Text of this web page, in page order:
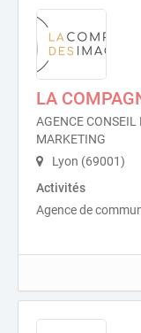
LA
AGENCE CONSEIL
MARKETING
Lyon (69001)
Activités
Agence de